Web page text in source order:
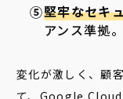
堅牢なセキ
アンス準拠。
変化が激しく、顧
て、Google Cloud